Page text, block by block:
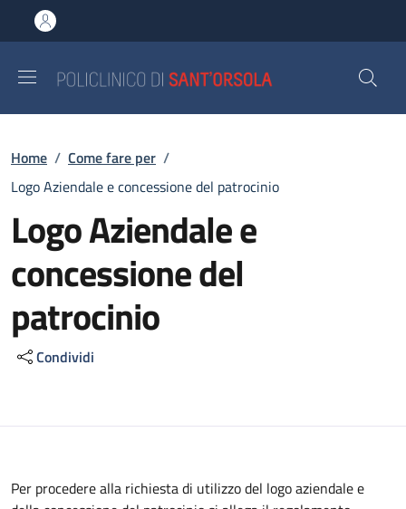
al contenuto principale
to footer content
Briciole di pane
Home / Come fare per /
Logo Aziendale e concessione del patrocinio
Logo Aziendale e
concessione del
patrocinio
Condividi
Per procedere alla richiesta di utilizzo del logo aziendale e